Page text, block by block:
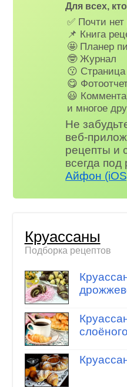
Для всех,
✅ Почти
📌 Книга
🤩 Планер
🤓 Журнал
😗
😋
😃
и многое
Не
веб-
рецепты и
всегда под
Айфон
Круассаны
Подборка рецептов